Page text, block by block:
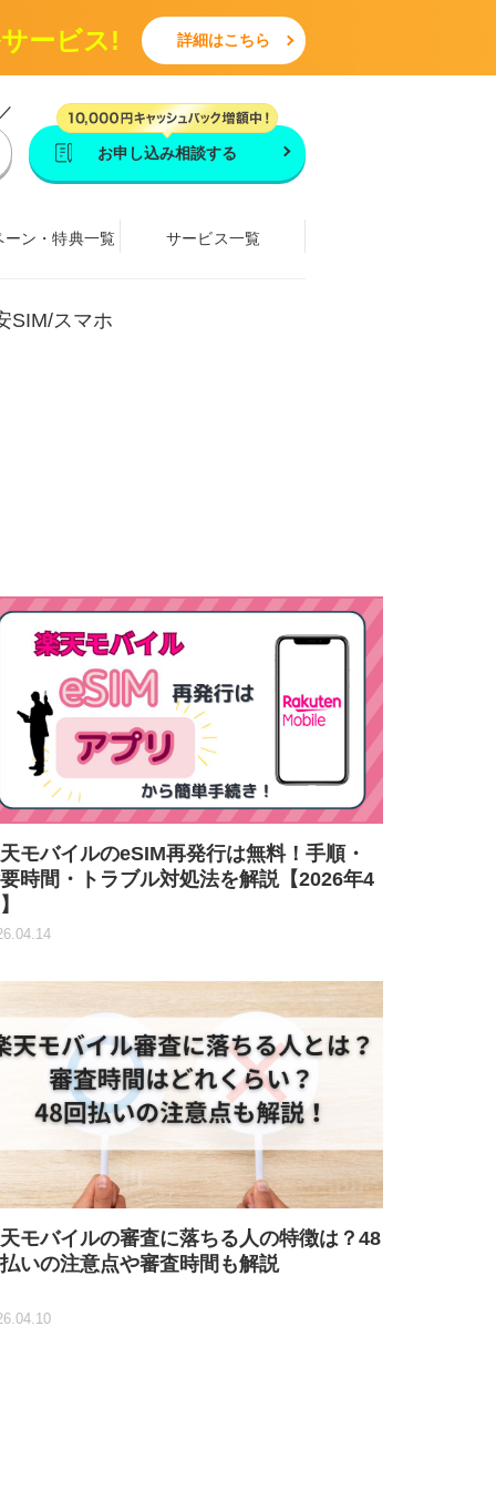
ービス! 詳細はこちら
お申し込み相談する
ーン・特典一覧 サービス一覧
SIM/スマホ
モバイルのeSIM再発行は無料！手順・
時間・トラブル対処法を解説【2026年4
モバイルの審査に落ちる人の特徴は？48
いの注意点や審査時間も解説